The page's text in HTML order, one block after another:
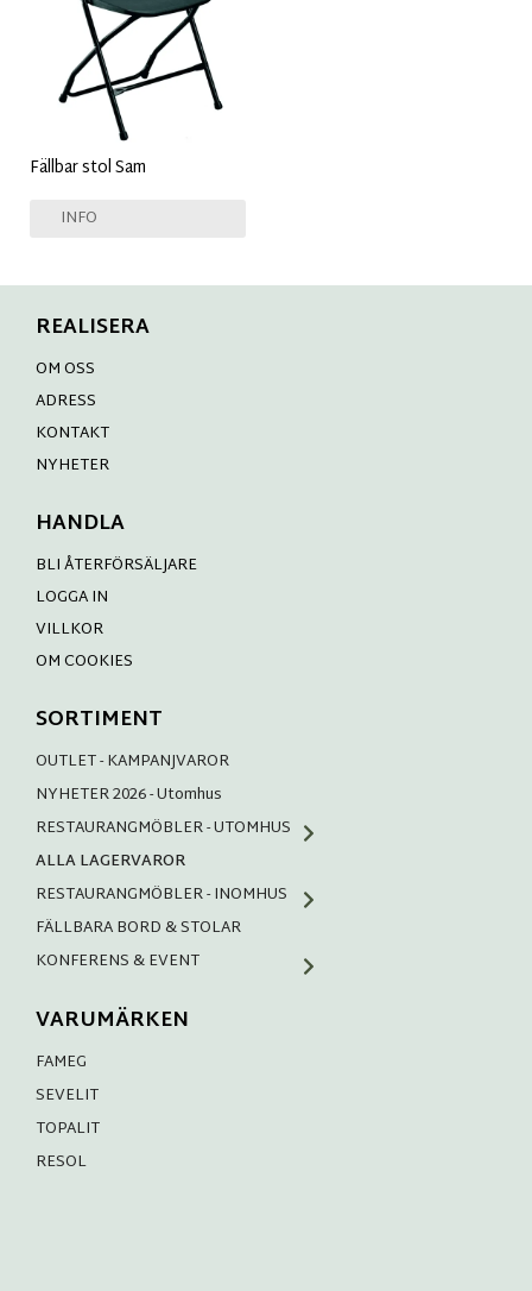
Fällbar stol Sam
INFO
REALISERA
OM OSS
ADRESS
KONTAKT
NYHETER
HANDLA
BLI ÅTERFÖRSÄLJARE
LOGGA IN
VILLKOR
OM COOKIES
SORTIMENT
OUTLET - KAMPANJVAROR
NYHETER 2026 - Utomhus
RESTAURANGMÖBLER - UTOMHUS
ALLA LAGERVAROR
RESTAURANGMÖBLER - INOMHUS
FÄLLBARA BORD & STOLAR
KONFERENS & EVENT
VARUMÄRKEN
FAMEG
SEVELIT
TOPALIT
RESOL